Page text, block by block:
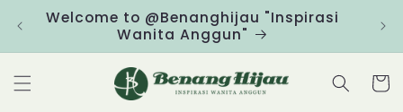
Skip to
content
Welcome to @Benanghijau "Inspirasi
Wanita Anggun"
Cart